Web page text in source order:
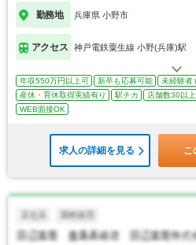
勤務地 兵庫県 小野市
アクセス 神戸電鉄粟生線 小野(兵庫)駅
年収550万円以上可 新卒も応募可能 未経験者
産休・育休取得実績有り
駅チカ 店舗数30以上
WEB面接OK
求人の詳細を見る こ